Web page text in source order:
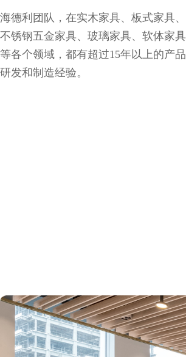
海德利团队，在实木家具、板式家具、
不锈钢五金家具、玻璃家具、软体家具
等各个领域，都有超过15年以上的产品
研发和制造经验。